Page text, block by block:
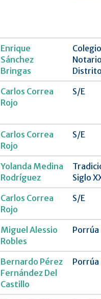
Enrique
Sánchez
Bringas
Carlos Correa
Rojo
S/E
Carlos Correa
Rojo
S/E
Yolanda Medina
Rodríguez
Siglo
Carlos Correa
Rojo
S/E
Miguel Alessio
Robles
Porrúa
Bernardo Pérez
Fernández Del
Castillo
Porrúa